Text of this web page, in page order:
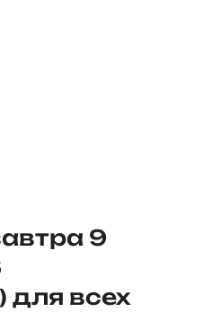
9
для всех